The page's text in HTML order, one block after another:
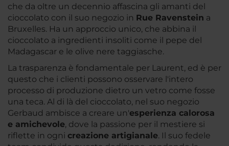
che da oltre un decennio affascina gli amanti del
cioccolato con il suo negozio in Rue Ravenstein a
Bruxelles. Ha un approccio unico, che abbina il
cioccolato a ingredienti insoliti come il pepe del
Madagascar e le olive nere taggiasche.
La trasparenza è fondamentale per Laurent, ed è per
questo che i clienti possono osservare l'intero
processo di produzione dietro un vetro come fosse
una teca. Al di là del cioccolato, nel suo negozio
Gerbaud ambisce a creare un'esperienza calorosa
e amichevole, dove la passione per il mestiere si
riflette in ogni creazione artigianale. Il suo fedele